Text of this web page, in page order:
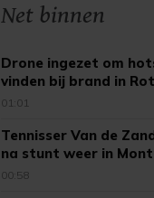
Net binnen
Drone ingezet om
vinden bij brand in
01:01
Tennisser Van de
na stunt weer in
00:58